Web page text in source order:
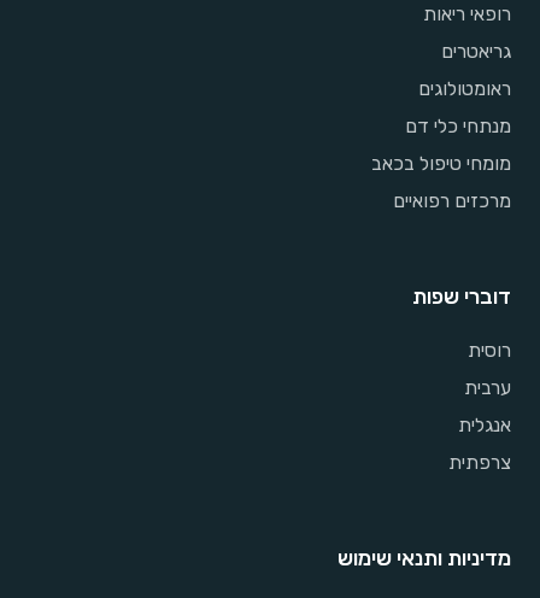
רופאי ריאות
גריאטרים
ראומטולוגים
מנתחי כלי דם
מומחי טיפול בכאב
מרכזים רפואיים
דוברי שפות
רוסית
ערבית
אנגלית
צרפתית
מדיניות ותנאי שימוש